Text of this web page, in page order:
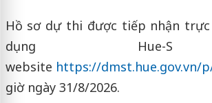
Hồ sơ dự thi được tiếp nhận
dụng Hue-
website https://dmst.hue.gov.vn/
giờ ngày 31/8/2026.